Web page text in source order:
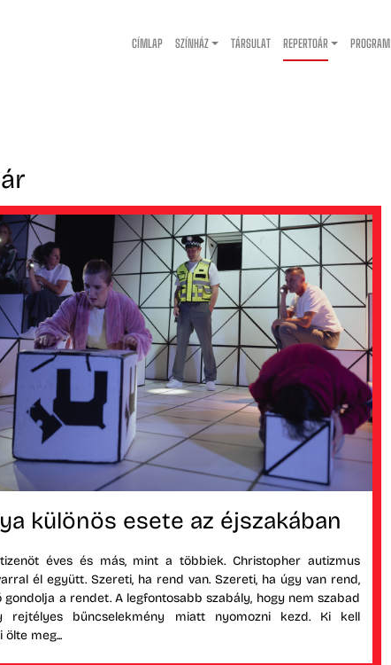
CÍMLAP SZÍNHÁZ TÁRSULAT REPERTOÁR PROGRAM
különös esete az éjszakában
éves és más, mint a többiek. Christopher autizmus
él együtt. Szereti, ha rend van. Szereti, ha úgy van rend,
gondolja a rendet. A legfontosabb szabály, hogy nem szabad
rejtélyes bűncselekmény miatt nyomozni kezd. Ki kell
ölte meg...